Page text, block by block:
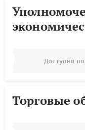
Доступно
Торговые